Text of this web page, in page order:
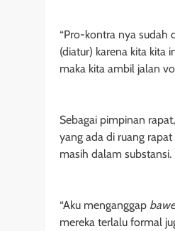
“Pro-kontra nya sudah
(diatur) karena kita kita
maka kita ambil jalan
Sebagai pimpinan
yang ada di ruang
masih dalam substansi.
“Aku menganggap
mereka terlalu formal